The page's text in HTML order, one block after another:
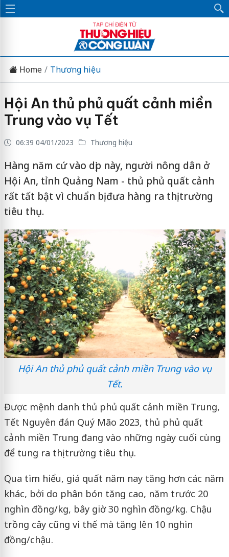
Home Thương hiệu
Hội An thủ phủ quất cảnh miền
Trung vào vụ Tết
06:39 04/01/2023 Thương hiệu
Hàng năm cứ vào dịp này, người nông dân ở
Hội An, tỉnh Quảng Nam - thủ phủ quất cảnh
rất tất bật vì chuẩn bị đưa hàng ra thị trường
tiêu thụ.
Hội An thủ phủ quất cảnh miền Trung vào vụ
Tết.
Được mệnh danh thủ phủ quất cảnh miền Trung,
Tết Nguyên đán Quý Mão 2023, thủ phủ quất
cảnh miền Trung đang vào những ngày cuối cùng
để tung ra thị trường tiêu thụ.
Qua tìm hiểu, giá quất năm nay tăng hơn các năm
khác, bởi do phân bón tăng cao, năm trước 20
nghìn đồng/kg, bây giờ 30 nghìn đồng/kg. Chậu
trồng cây cũng vì thế mà tăng lên 10 nghìn
đồng/chậu.